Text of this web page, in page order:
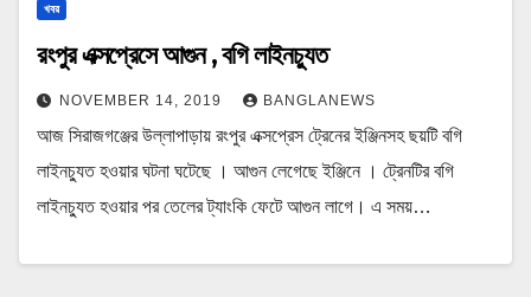
খবর
রংপুর এক্সপ্রেসে আগুন , বগি লাইনচ্যুত
NOVEMBER 14, 2019 BANGLANEWS
আজ সিরাজগঞ্জের উল্লাপাড়ায় রংপুর এক্সপ্রেস ট্রেনের ইঞ্জিনসহ ছয়টি বগি
লাইনচ্যুত হওয়ার ঘটনা ঘটেছে । আগুন লেগেছে ইঞ্জিনে । ট্রেনটির বগি
লাইনচ্যুত হওয়ার পর তেলের ট্যাংকি ফেটে আগুন লাগে। এ সময়…